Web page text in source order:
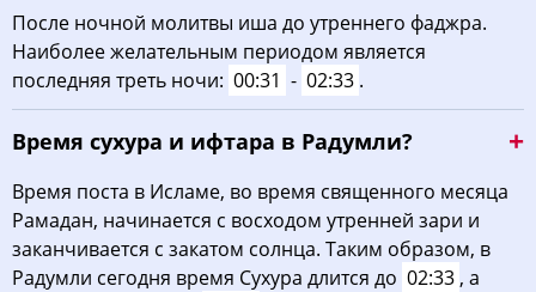
29, Сб 03:19 05:29 12:32 16:19 19:34
30, Вс 03:22 05:31 12:32 16:18 19:32 21:30
03:26 05:33 12:32 16:16
После ночной молитвы иша до утреннего фаджра.
Наиболее желательным периодом является
последняя треть ночи: 00:31 - 02:33 .
Время сухура и ифтара в Радумли?
Время поста в Исламе, во время священного месяца
Рамадан, начинается с восходом утренней зари и
заканчивается с закатом солнца. Таким образом, в
Радумли сегодня время Сухура длится до 02:33 , а